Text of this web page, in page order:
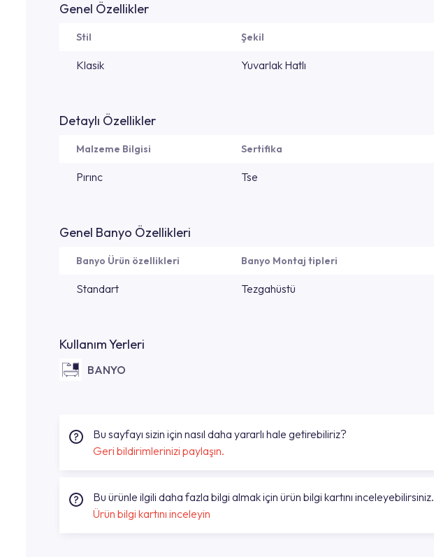
Genel Özellikler
Stil Şekil
Klasik Yuvarlak Hatlı
Detaylı Özellikler
Malzeme Bilgisi Sertifika
Pırınc Tse
Genel Banyo Özellikleri
Banyo Ürün özellikleri Banyo Montaj tipleri
Standart Tezgahüstü
Kullanım Yerleri
BANYO
Bu sayfayı sizin için nasıl daha yararlı hale getirebiliriz?
Geri bildirimlerinizi paylaşın.
Bu ürünle ilgili daha fazla bilgi almak için ürün bilgi kartını inceleyebilirsiniz.
Ürün bilgi kartını inceleyin